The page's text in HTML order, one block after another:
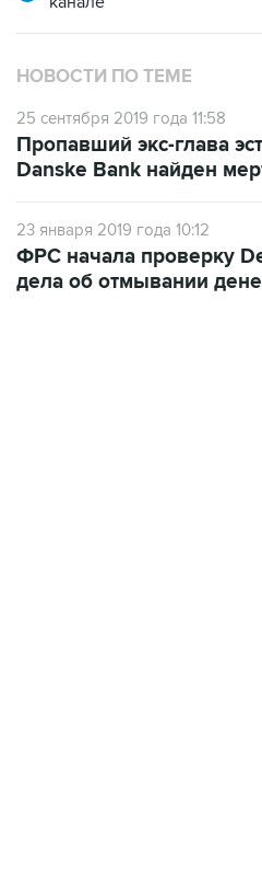
НОВОСТИ ПО ТЕМЕ
25 сентября 2019 года 11:58
Пропавший экс-глава
Danske Bank найден
23 января 2019 года 10:12
ФРС начала проверку
дела об отмывании